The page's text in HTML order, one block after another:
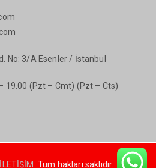
No: 3/A Esenler / İstanbul
19.00 (Pzt – Cmt) (Pzt – Cts)
İLETİŞİM. Tüm hakları saklıdır.